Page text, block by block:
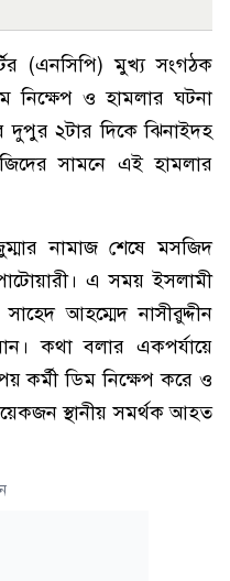
(এনসিপি) মুখ্য সংগঠক
নিক্ষেপ ও হামলার ঘটনা
দুপুর ২টার দিকে ঝিনাইদহ
সামনে এই হামলার
নামাজ শেষে মসজিদ
এ সময় ইসলামী
সাহেদ আহম্মেদ নাসীরুদ্দীন
কথা বলার একপর্যায়ে
কর্মী ডিম নিক্ষেপ করে ও
স্থানীয় সমর্থক আহত